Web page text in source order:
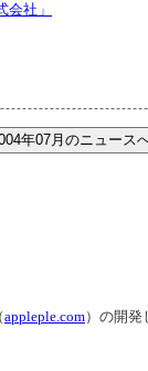
社」
appleple.com）の開発